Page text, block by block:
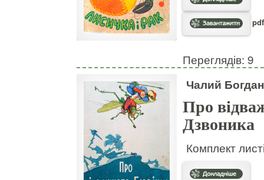
Переглядів: 9
Чалий
Про
Дзвоника
Комплект